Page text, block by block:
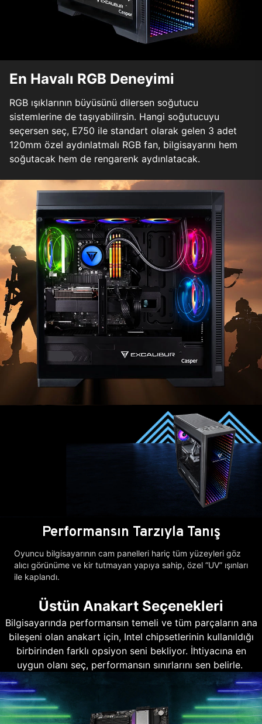
En Havalı RGB Deneyimi
RGB ışıklarının büyüsünü dilersen soğutucu
sistemlerine de taşıyabilirsin. Hangi soğutucuyu
seçersen seç, E750 ile standart olarak gelen 3 adet
120mm özel aydınlatmalı RGB fan, bilgisayarını hem
soğutacak hem de rengarenk aydınlatacak.
Performansın Tarzıyla Tanış
Oyuncu bilgisayarının cam panelleri hariç tüm yüzeyleri göz
alıcı görünüme ve kir tutmayan yapıya sahip, özel “UV” ışınları
ile kaplandı.
Üstün Anakart Seçenekleri
Bilgisayarında performansın temeli ve tüm parçaların ana
bileşeni olan anakart için, Intel chipsetlerinin kullanıldığı
birbirinden farklı opsiyon seni bekliyor. İhtiyacına en
uygun olanı seç, performansın sınırlarını sen belirle.